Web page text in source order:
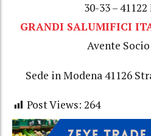
30-33 –
GRANDI SALUMIFICI
Avente
Sede in Modena 41126
Post Views: 264